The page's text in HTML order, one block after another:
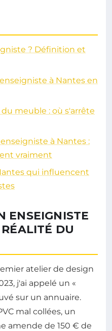
? Définition et
à Nantes en
meuble : où s'arrête
à Nantes :
vraiment
qui influencent
ENSEIGNISTE
DU
atelier de design
j'ai appelé un «
sur un annuaire.
mal collées, un
amende de 150 € de